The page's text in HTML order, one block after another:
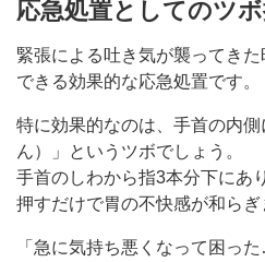
応急処置としてのツ
緊張による吐き気が襲ってき
できる効果的な応急処置です。
特に効果的なのは、手首の内
ん）」というツボでしょう。
手首のしわから指3本分下にあ
押すだけで胃の不快感が和らぎ
「急に気持ち悪くなって困っ